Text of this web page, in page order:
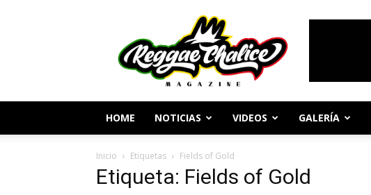
Periodismo
y
Cultura
Reggae
HOME NOTICIAS VIDEOS GALERÍA
Inicio Etiquetas Fields of Gold
Etiqueta: Fields of Gold